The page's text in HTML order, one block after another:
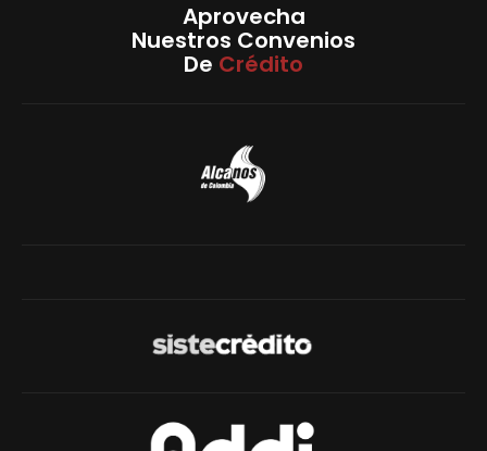
Aprovecha
Nuestros Convenios
De Crédito